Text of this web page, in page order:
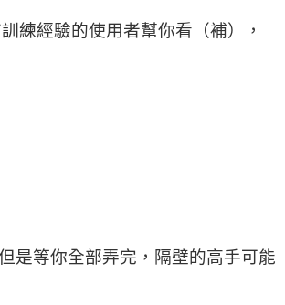
練經驗的使用者幫你看（補），
是等你全部弄完，隔壁的高手可能